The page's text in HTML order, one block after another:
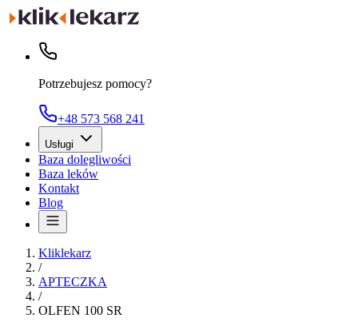
Potrzebujesz pomocy?
+48 573 568 241
Usługi
Baza dolegliwości
Baza leków
Kontakt
Blog
Kliklekarz
/
APTECZKA
/
OLFEN 100 SR